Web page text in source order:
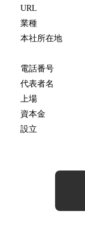
URL
業種
本社所在地
電話番号
代表者名
上場
資本金
設立